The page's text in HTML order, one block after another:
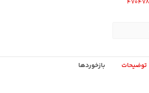
توضیحات بازخوردها